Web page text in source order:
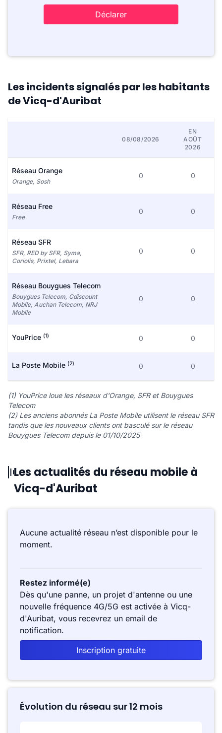
Déclarer
Les incidents signalés par les habitants
de Vicq-d'Auribat
08/08/2026
EN
AOÛT
2026
Réseau Orange
Orange, Sosh
0 0
Réseau Free
Free
0 0
Réseau SFR
SFR, RED by SFR, Syma,
Coriolis, Prixtel, Lebara
0 0
Réseau Bouygues Telecom
Bouygues Telecom, Cdiscount
Mobile, Auchan Telecom, NRJ
Mobile
0 0
YouPrice (1) 0 0
La Poste Mobile (2) 0 0
(1) YouPrice loue les réseaux d'Orange, SFR et Bouygues
Telecom
(2) Les anciens abonnés La Poste Mobile utilisent le réseau SFR
tandis que les nouveaux clients ont basculé sur le réseau
Bouygues Telecom depuis le 01/10/2025
Les actualités du réseau mobile à
Vicq-d'Auribat
Aucune actualité réseau n’est disponible pour le
moment.
Restez informé(e)
Dès qu'une panne, un projet d'antenne ou une
nouvelle fréquence 4G/5G est activée à Vicq-
d'Auribat, vous recevrez un email de
notification.
Inscription gratuite
Évolution du réseau sur 12 mois